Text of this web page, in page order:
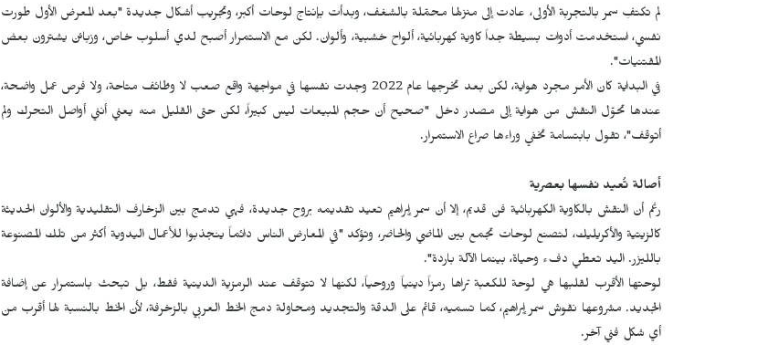
لم تكتفِ سمر بالتجربة الأولى، عادت إلى منزلها محمّلة بالشغف، وبدأت بإنتاج لوحات أكبر، وتجريب أشكال جديدة "بعد المعرض الأول طورت
نفسي، استخدمت أدوات بسيطة جداً كاوية كهربائية، ألواح خشبية، وألوان. لكن مع الاستمرار أصبح لدي أسلوب خاص، وزبائن يشترون بعض
المقتنيات".
في البداية كان الأمر مجرد هواية، لكن بعد تخرجها عام 2022 وجدت نفسها في مواجهة واقع صعب لا وظائف متاحة، ولا فرص عمل واضحة،
عندها تحوّل النقش من هواية إلى مصدر دخل "صحيح أن حجم المبيعات ليس كبيراً، لكن حتى القليل منه يعني أنني أواصل التحرك ولم
أتوقف"، تقول بابتسامة تخفي وراءها صراع الاستمرار.
أصالة تُعيد نفسها بعصرية
رغم أن النقش بالكاوية الكهربائية فن قديم، إلا أن سمر إبراهيم تعيد تقديمه بروح جديدة، فهي تدمج بين الزخارف التقليدية والألوان الحديثة
كالزيتية والأكريليك، لتصنع لوحات تجمع بين الماضي والحاضر، وتؤكد "في المعارض الناس دائماً ينجذبوا للأعمال اليدوية أكثر من تلك المصنوعة
بالليزر. اليد تعطي دفء وحياة، بينما الآلة باردة".
لوحتها الأقرب لقلبها هي لوحة للكعبة تراها رمزاً دينياً وروحياً، لكنها لا تتوقف عند الرمزية الدينية فقط، بل تبحث باستمرار عن إضافة
الجديد. مشروعها نقوش سمر إبراهيم، كما تسميه، قائم على الدقة والتجديد ومحاولة دمج الخط العربي بالزخرفة، لأن الخط بالنسبة لها أقرب من
أي شكل فني آخر.